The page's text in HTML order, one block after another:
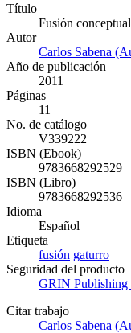
Título
Fusión
Autor
Carlos Sabena
Año de publicación
2011
Páginas
11
No. de catálogo
V339222
ISBN (Ebook)
9783668292529
ISBN (Libro)
9783668292536
Idioma
Español
Etiqueta
fusión gaturro
Seguridad del producto
GRIN Publishing
Citar trabajo
Carlos Sabena